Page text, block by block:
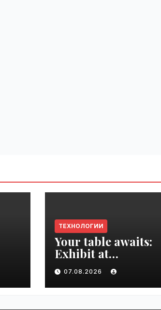
ТЕХНОЛОГИИ
Your table awaits:
Exhibit at
TechCrunch Disrupt
2026 to be seen by
thousands |
07.08.2026